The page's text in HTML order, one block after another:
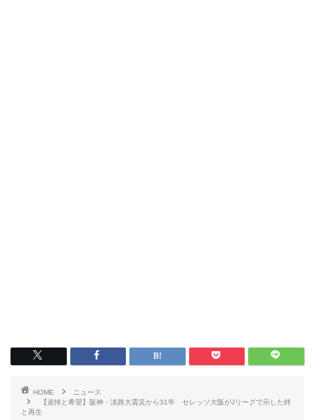
HOME
ニュース
【追悼と希望】阪神・淡路大震災から31年 セレッソ大阪がJリーグで示した絆
と再生